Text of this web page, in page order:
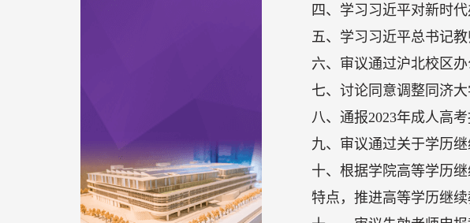
四、学习习近平对新时
五、学习习近平总书记教
六、审议通过沪北校区办
七、讨论同意调整同济
八、通报2023年成人高
九、审议通过关于学历
十、根据学院高等学历
特点，推进高等学历继